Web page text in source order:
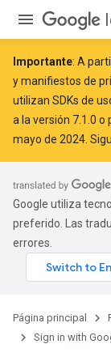
Importante: A
y manifiestos de
utilizan SDKs de
a la versión 7.1.0 o
mayo de 2024.
Google utiliza
preferido. Las
errores.
Página principal
Sign in with